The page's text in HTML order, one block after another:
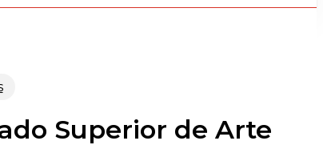
Superior de Arte